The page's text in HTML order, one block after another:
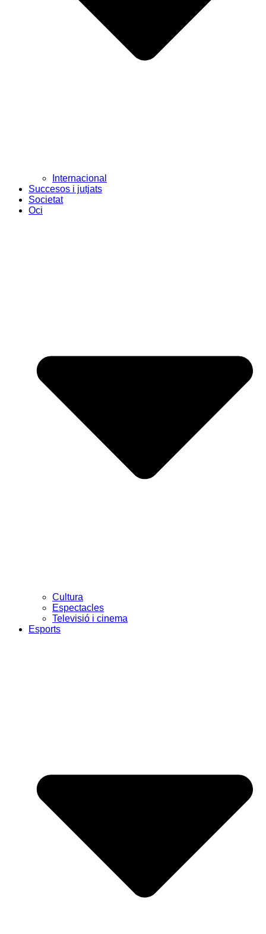
Internacional
Succesos i jutjats
Societat
Oci
Cultura
Espectacles
Televisió i cinema
Esports